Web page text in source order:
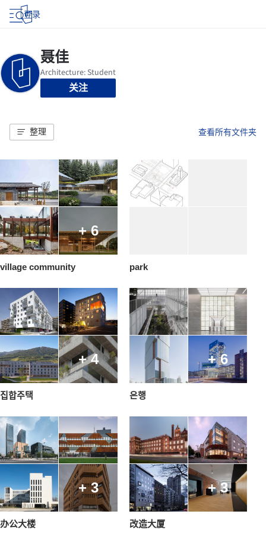
登录
关注
整理 查看所有文件夹
+ 6
village community park
+ 4
집합주택
+ 6
은행
+ 3
办公大楼
+ 3
改造大厦